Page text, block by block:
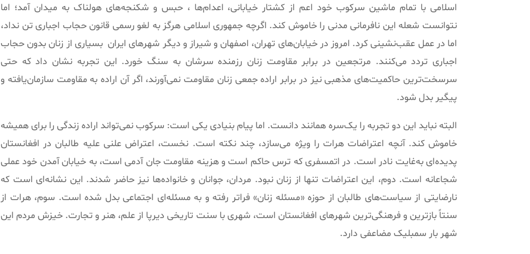
اسلامی با تمام ماشین سرکوب خود اعم از کشتار خیابانی، اعدام‌ها ، حبس و شکنجه‌های هولناک به میدان آمد؛ اما
نتوانست شعله این نافرمانی مدنی را خاموش کند. اگرچه جمهوری اسلامی هرگز به لغو رسمی قانون حجاب اجباری تن نداد،
اما در عمل عقب‌نشینی کرد. امروز در خیابان‌های تهران، اصفهان و شیراز و دیگر شهرهای ایران بسیاری از زنان بدون حجاب
اجباری تردد می‌کنند. مرتجعین در برابر مقاومت زنان رزمنده سرشان به سنگ خورد. این تجربه نشان داد که حتی
سرسخت‌ترین حاکمیت‌های مذهبی نیز در برابر اراده جمعی زنان مقاومت نمی‌آورند، اگر آن اراده به مقاومت سازمان‌یافته و
پیگیر بدل شود.
البته نباید این دو تجربه را یک‌سره همانند دانست. اما پیام بنیادی یکی است: سرکوب نمی‌تواند اراده زندگی را برای همیشه
خاموش کند. آنچه اعتراضات هرات را ویژه می‌سازد، چند نکته است. نخست، اعتراض علنی علیه طالبان در افغانستان
پدیده‌ای به‌غایت نادر است. در اتمسفری که ترس حاکم است و هزینه مقاومت جان آدمی است، به خیابان آمدن خود عملی
شجاعانه است. دوم، این اعتراضات تنها از زنان نبود. مردان، جوانان و خانواده‌ها نیز حاضر شدند. این نشانه‌ای است که
نارضایتی از سیاست‌های طالبان از حوزه «مسئله زنان» فراتر رفته و به مسئله‌ای اجتماعی بدل شده است. سوم، هرات از
سنتاً بازترین و فرهنگی‌ترین شهرهای افغانستان است، شهری با سنت تاریخی دیرپا از علم، هنر و تجارت. خیزش مردم این
شهر بار سمبلیک مضاعفی دارد.